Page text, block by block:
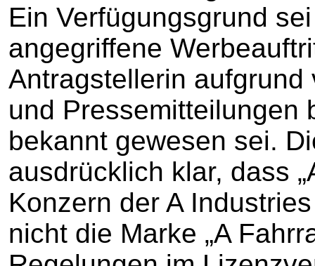
Ein Verfügungsgrund
angegriffene
Antragstellerin
und Pressemitteilungen
bekannt gewesen sei.
ausdrücklich klar, dass
Konzern der A
nicht die Marke „A